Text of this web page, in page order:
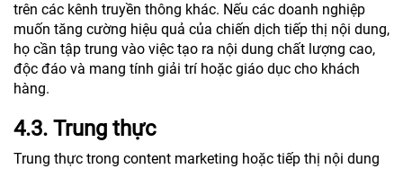
trên các kênh truyền thông khác. Nếu các doanh nghiệp
muốn tăng cường hiệu quả của chiến dịch tiếp thị nội dung,
họ cần tập trung vào việc tạo ra nội dung chất lượng cao,
độc đáo và mang tính giải trí hoặc giáo dục cho khách
hàng.
4.3. Trung thực
Trung thực trong content marketing hoặc tiếp thị nội dung